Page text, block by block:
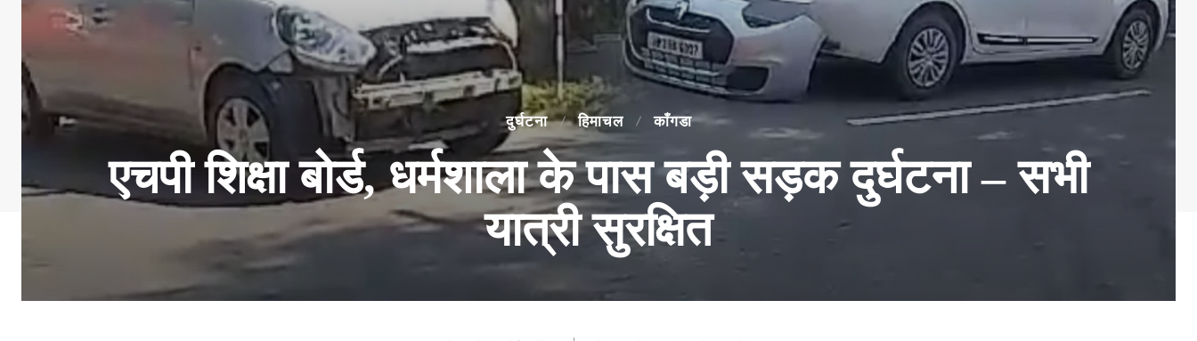
दुर्घटना हिमाचल काँगडा
एचपी शिक्षा बोर्ड, धर्मशाला के पास बड़ी सड़क दुर्घटना – सभी
यात्री सुरक्षित